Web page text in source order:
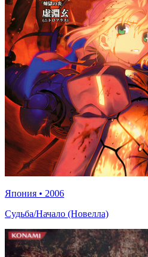
Япония • 2006
Судьба/Начало (Новелла)